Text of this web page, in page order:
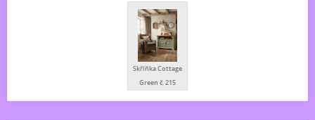
Skříňka Cottage
Green č. 215